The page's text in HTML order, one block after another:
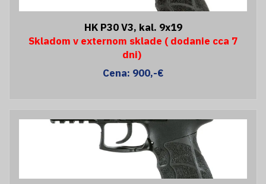
HK P30 V3, kal. 9x19
Skladom v externom sklade ( dodanie cca 7
dni)
Cena: 900,-€